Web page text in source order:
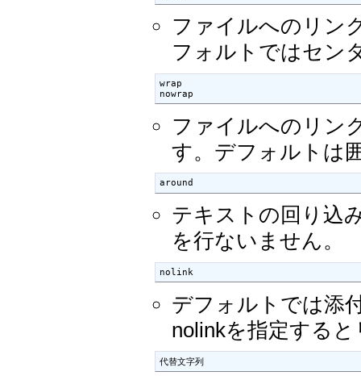
ファイルへのリン
フォルトではセン
wrap
nowrap
ファイルへのリン
す。デフォルトは
around
テキストの回り込
を行ないません。
nolink
デフォルトでは添
nolinkを指定する
代替文字列